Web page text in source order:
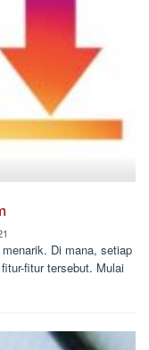
Di mana, setiap
fitur tersebut. Mulai